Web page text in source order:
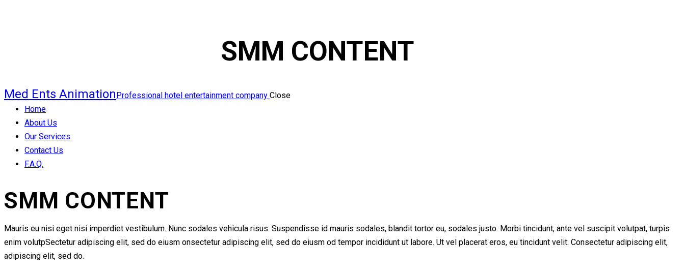
SMM CONTENT
Med Ents AnimationProfessional hotel entertainment company Close
Home
About Us
Our Services
Contact Us
F.A.Q.
facebook-
1
instagram
tik-
tok
SMM CONTENT
Mauris eu nisi eget nisi imperdiet vestibulum. Nunc sodales vehicula risus. Suspendisse id mauris sodales, blandit tortor eu, sodales justo. Morbi tincidunt, ante vel suscipit volutpat, turpis
enim volutpSectetur adipiscing elit, sed do eiusm onsectetur adipiscing elit, sed do eiusm od tempor incididunt ut labore. Ut vel placerat eros, eu tincidunt velit. Consectetur adipiscing elit,
adipiscing elit, sed do.